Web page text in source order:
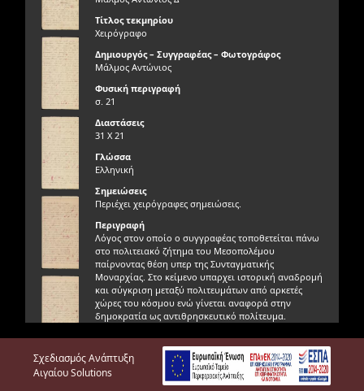
Τίτλος τεκμηρίου
Χειρόγραφο
Δημιουργός – Συγγραφέας – Φωτογράφος
Μάλμος Αντώνιος
Φυσική περιγραφή
σ. 21
Διαστάσεις
31 Χ 21
Γλώσσα
Ελληνική
Σημειώσεις
Περιέχει χειρόγραφες σημειώσεις.
Περιγραφή
Λόγος στον οποίο ο συγγραφέας τοποθετείται πάνω
στο πολιτειακό ζήτημα του Μεσοπολέμου
παίρνοντας θέση υπερ της Συνταγματικής
Μοναρχίας. Στο κείμενο υπαρχει ιστορική αναδρομή
και σύγκριση μεταξύ πολιτευμάτων από αρκετές
χώρες του κόσμου ενώ γίνεται αναφορά στην
δημοκρατία ως αντιθρησκευτικό πολίτευμα.
Γνησιότητα τεκμηρίου
Γνήσιο
Φυσική κατάσταση τεκμηρίου
Σχεδιασμός Ανάπτυξη
Αιγαίου Solutions